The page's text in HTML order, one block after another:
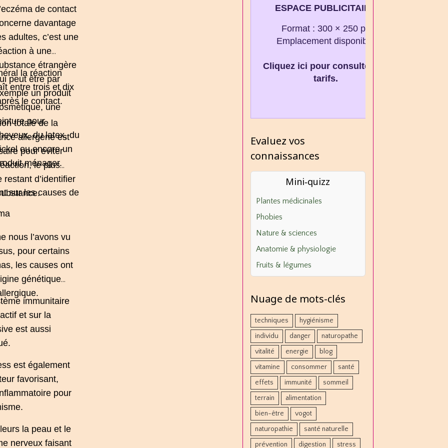
de contact
davantage
adultes, c’est une
à une
étrangère
peut être par
un produit
une
pour
du latex, du
ou encore un
ménager.
la réaction
entre trois et dix
le contact.
totale de la
allergène est
pour éviter
le plus
restant d’identifier
sur les causes de
nous l’avons vu
pour certains
les causes ont
génétique
.
immunitaire
et sur la
est aussi
est également
favorisant,
pour
la peau et le
nerveux faisant
ESPACE PUBLICITAIRE
Format : 300 × 250 px
Emplacement disponible
Cliquez ici pour consulter les
tarifs.
Evaluez vos
connaissances
Mini‑quizz
Plantes médicinales
Phobies
Nature & sciences
Anatomie & physiologie
Fruits & légumes
Nuage de mots-clés
techniques
hygiénisme
individu
danger
naturopathe
vitalité
energie
blog
vitamine
consommer
santé
effets
immunité
sommeil
terrain
alimentation
bien-être
vogot
naturopathie
santé naturelle
prévention
digestion stress